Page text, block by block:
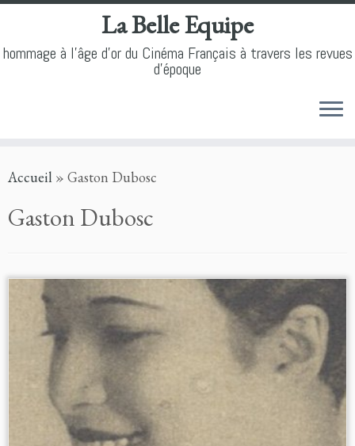
to
La Belle Equipe
hommage à l'âge d'or du Cinéma Français à travers les revues
d'époque
Accueil » Gaston Dubosc
Gaston Dubosc